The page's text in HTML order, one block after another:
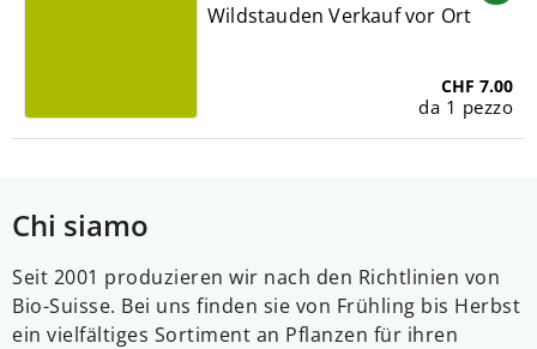
Wildstauden Verkauf vor Ort
CHF 7.00
da 1 pezzo
Chi siamo
Seit 2001 produzieren wir nach den Richtlinien von
Bio-Suisse. Bei uns finden sie von Frühling bis Herbst
ein vielfältiges Sortiment an Pflanzen für ihren